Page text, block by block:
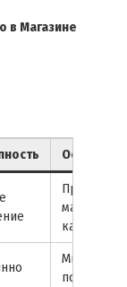
в Магазине
магазин
каждый
покупка